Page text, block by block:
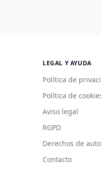
LEGAL Y AYUDA
Política de
Política de
Aviso legal
RGPD
Derechos de
Contacto